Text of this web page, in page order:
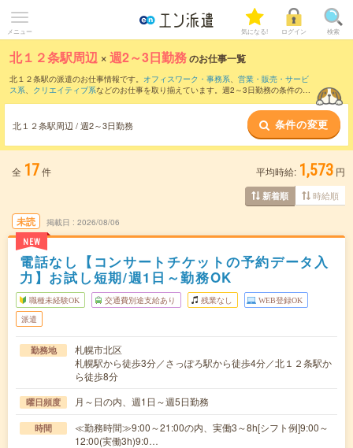
メニュー 気になる! ログイン 検索
北１２条駅周辺 ×週2～3日勤務のお仕事一覧
北１２条駅の派遣のお仕事情報です。 オフィスワーク・事務系、 営業・販売・サービ
ス系、 クリエイティブ系などのお仕事を取り揃えています。週2～3日勤務の条件の他
北１２条駅周辺 / 週2～3日勤務 条件の変更
全 17件 平均時給: 1,573 円
新着順 時給順
未読
NEW
掲載日 2026/08/06
電話なし【コンサートチケットの予約データ入
力】お試し短期/週1日～勤務OK
職種未経験OK 交通費別途支給あり 残業なし WEB登録OK
派遣
勤務地
札幌市北区
札幌駅から徒歩3分／さっぽろ駅から徒歩4分／北１２条駅か
ら徒歩8分
曜日頻度 月～日の内、週1日～週5日勤務
時間
≪勤務時間≫9:00～21:00の内、実働3～8h[シフト例]9:00～
12:00(実働3h)9:0…